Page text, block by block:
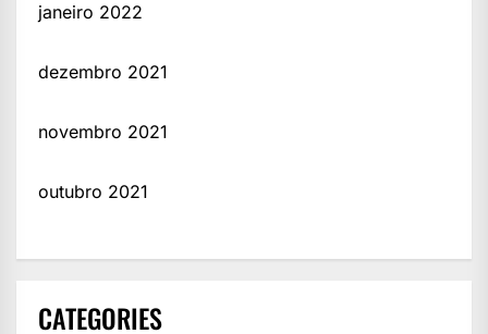
janeiro 2022
dezembro 2021
novembro 2021
outubro 2021
CATEGORIES